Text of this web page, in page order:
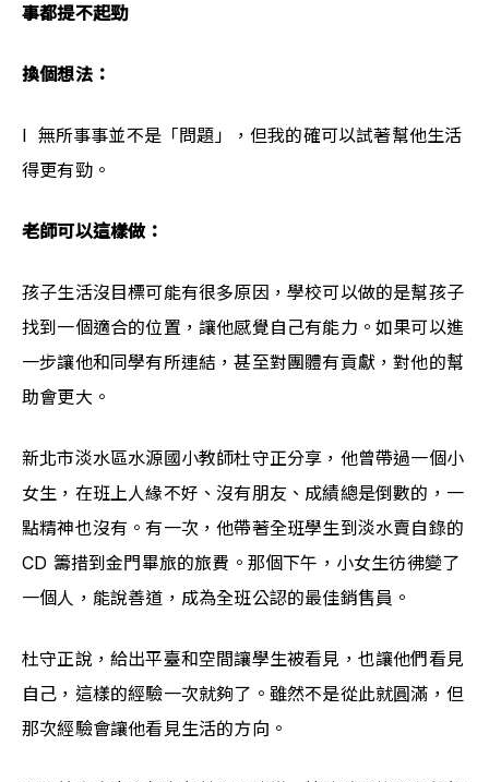
事都提不起勁
換個想法：
l  無所事事並不是「問題」，但我的確可以試著幫他生活
得更有勁。
老師可以這樣做：
孩子生活沒目標可能有很多原因，學校可以做的是幫孩子
找到一個適合的位置，讓他感覺自己有能力。如果可以進
一步讓他和同學有所連結，甚至對團體有貢獻，對他的幫
助會更大。
新北市淡水區水源國小教師杜守正分享，他曾帶過一個小
女生，在班上人緣不好、沒有朋友、成績總是倒數的，一
點精神也沒有。有一次，他帶著全班學生到淡水賣自錄的
CD 籌措到金門畢旅的旅費。那個下午，小女生彷彿變了
一個人，能說善道，成為全班公認的最佳銷售員。
杜守正說，給出平臺和空間讓學生被看見，也讓他們看見
自己，這樣的經驗一次就夠了。雖然不是從此就圓滿，但
那次經驗會讓他看見生活的方向。